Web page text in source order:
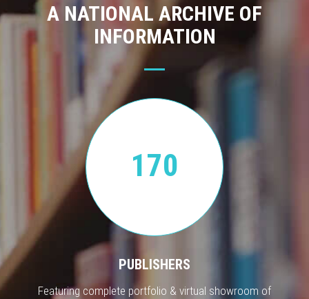
A NATIONAL ARCHIVE OF
INFORMATION
170
PUBLISHERS
Featuring complete portfolio & virtual showroom of